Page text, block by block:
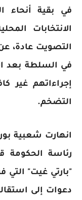
في بقية أنحاء
الانتخابات
التصويت عادة،
في السلطة بعد
إجراءاتهم غير
التضخم.
رئاسة الحكومة
"بارتي غيت" التي
دعوات إلى